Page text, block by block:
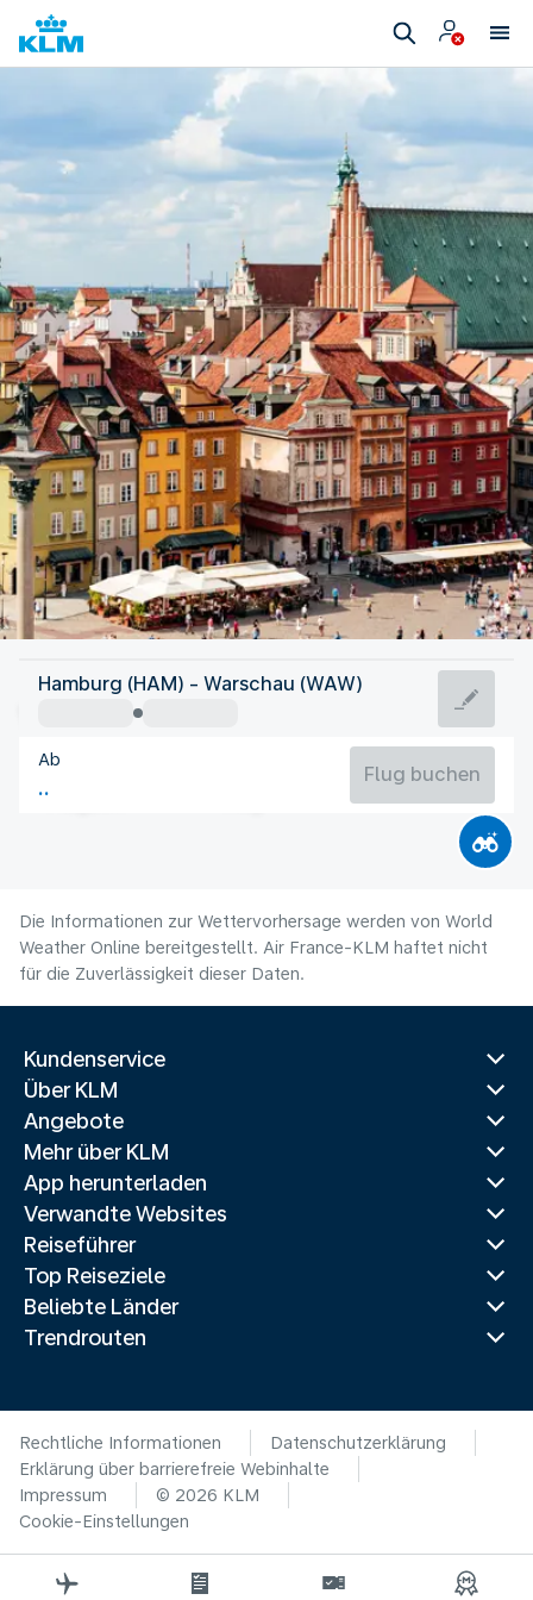
Polen
Warschau
Polen
Flugzeit
Hamburg (HAM) - Warschau (WAW)
Ab
Flug buchen
Die Informationen zur Wettervorhersage werden von World
Weather Online bereitgestellt. Air France-KLM haftet nicht
für die Zuverlässigkeit dieser Daten.
Kundenservice
Über KLM
Angebote
Mehr über KLM
App herunterladen
Verwandte Websites
Reiseführer
Top Reiseziele
Beliebte Länder
Trendrouten
Rechtliche Informationen
Datenschutzerklärung
Erklärung über barrierefreie Webinhalte
Impressum
© 2026 KLM
Cookie-Einstellungen